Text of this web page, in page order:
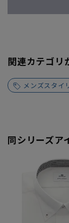
関連カテゴリ
メンズスタイ
同シリーズア